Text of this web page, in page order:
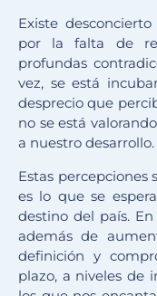
Existe
por la falta de
profundas
vez, se está
desprecio que
no se está
a nuestro desarrollo.
Estas percepciones
es lo que se
destino del país.
además de
definición y
plazo, a niveles de